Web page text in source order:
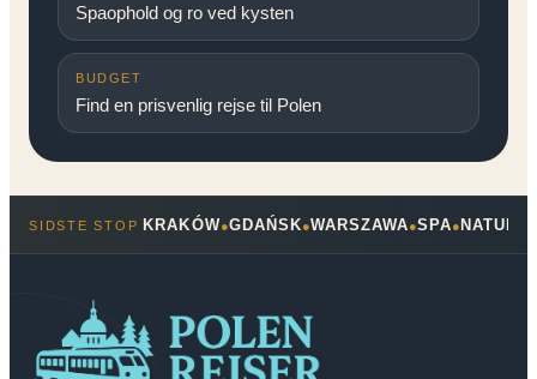
Spaophold og ro ved kysten
BUDGET
Find en prisvenlig rejse til Polen
SIDSTE STOP KRAKÓW●GDAŃSK●WARSZAWA●SPA● NATUR